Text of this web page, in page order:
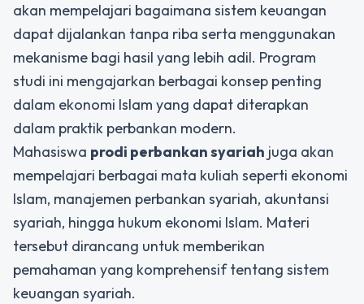
akan mempelajari bagaimana sistem keuangan
dapat dijalankan tanpa riba serta menggunakan
mekanisme bagi hasil yang lebih adil. Program
studi ini mengajarkan berbagai konsep penting
dalam ekonomi Islam yang dapat diterapkan
dalam praktik perbankan modern.
Mahasiswa prodi perbankan syariah juga akan
mempelajari berbagai mata kuliah seperti ekonomi
Islam, manajemen perbankan syariah, akuntansi
syariah, hingga hukum ekonomi Islam. Materi
tersebut dirancang untuk memberikan
pemahaman yang komprehensif tentang sistem
keuangan syariah.